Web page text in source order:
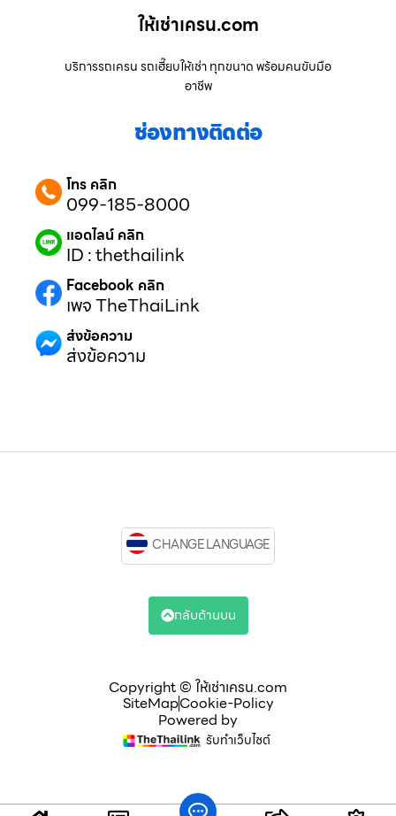
ให้เช่าเครน.com
บริการรถเครน รถเฮี๊ยบให้เช่า ทุกขนาด พร้อมคนขับมือ
อาชีพ
ช่องทางติดต่อ
โทร คลิก
099-185-8000
แอดไลน์ คลิก
ID : thethailink
Facebook คลิก
เพจ TheThaiLink
ส่งข้อความ
ส่งข้อความ
Copyright © ให้เช่าเครน.com
SiteMapCookie-Policy
Powered by
รับทำเว็บไซต์
CHANGE LANGUAGE
กลับด้านบน